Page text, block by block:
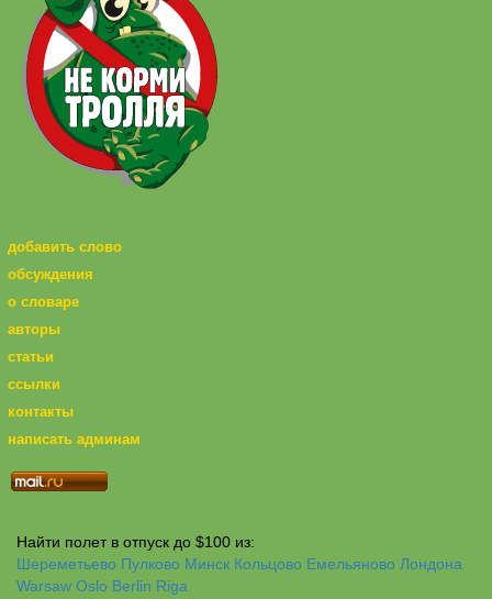
добавить слово
обсуждения
о словаре
авторы
статьи
ссылки
контакты
написать админам
Найти полет в отпуск до $100 из:
Шереметьево Пулково Минск Кольцово Емельяново Лондона
Warsaw Oslo Berlin Riga